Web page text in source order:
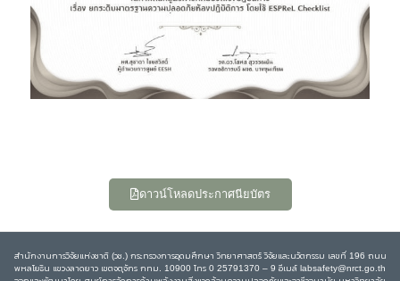
ดาวน์โหลดประกาศนียบัตร
สำนักงานการวิจัยแห่งชาติ (วช.) กระทรวงการอุดมศึกษา วิทยาศาสตร์ วิจัยและนวัตกรรม เลขที่ 196 ถนน
พหลโยธิน แขวงลาดยาว เขตจตุจักร กทม. 10900 โทร 0 25791370 – 9 อีเมล์ labsafety@nrct.go.th